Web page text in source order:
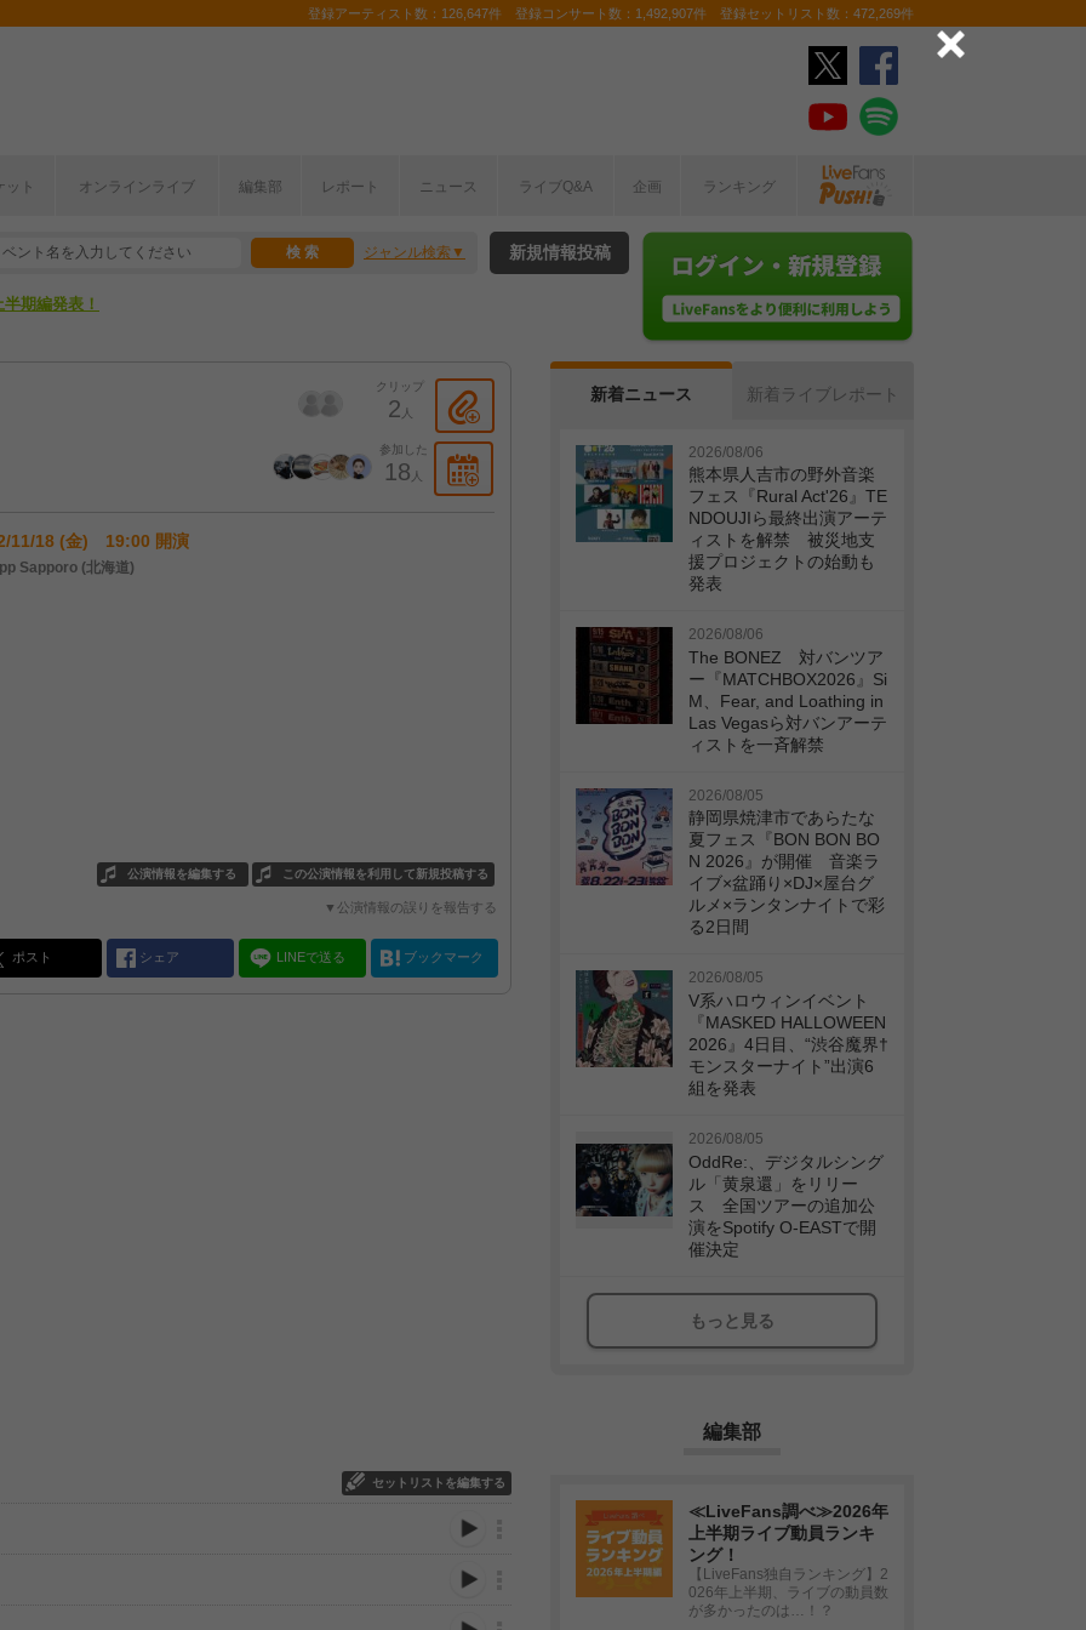
登録アーティスト数：126,647件 登録コンサート数：1,492,907件 登録セットリスト数：472,269件
ット オンラインライブ 編集部 レポート ニュース ライブQ&A 企画 ランキング
ジャンル検索
こから！
期編発表！
新規情報投稿
クリップ
2 人
参加した
18 人
11/18 (金) 19:00 開演
Sapporo (北海道)
この公演情報を利用して新規投稿する
公演情報を編集する
▼公演情報の誤りを報告する
ポスト シェア LINEで送る ブックマーク
セットリストを編集する
新着ニュース 新着ライブレポート
2026/08/06
熊本県人吉市の野外音楽
フェス『Rural Act'26』TE
NDOUJIら最終出演アーテ
ィストを解禁 被災地支
援プロジェクトの始動も
発表
2026/08/06
The BONEZ 対バンツア
ー『MATCHBOX2026』Si
M、Fear, and Loathing in
Las Vegasら対バンアーテ
ィストを一斉解禁
2026/08/05
静岡県焼津市であらたな
夏フェス『BON BON BO
N 2026』が開催 音楽ラ
イブ×盆踊り×DJ×屋台グ
ルメ×ランタンナイトで彩
る2日間
2026/08/05
V系ハロウィンイベント
『MASKED HALLOWEEN
2026』4日目、“渋谷魔界†
モンスターナイト”出演6
組を発表
2026/08/05
OddRe:、デジタルシング
ル「黄泉還」をリリー
ス 全国ツアーの追加公
演をSpotify O-EASTで開
催決定
もっと見る
編集部
≪LiveFans調べ≫2026年
上半期ライブ動員ランキ
ング！
【LiveFans独自ランキング】2
026年上半期、ライブの動員数
が多かったのは…！？